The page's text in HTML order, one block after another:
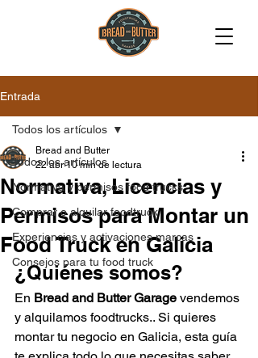
Entrada
Todos los artículos
Normativa y permisos food trucks
Comprar o alquilar foodtruck
Experiencias y activaciones marcas
Consejos para tu food truck
Todos los artículos
Normativa, Licencias y
Permisos para Montar un
Food Truck en Galicia
Bread and Butter
22 abr 10 min de lectura
¿Quiénes somos?
En Bread and Butter Garage vendemos
y alquilamos foodtrucks.. Si quieres
montar tu negocio en Galicia, esta guía